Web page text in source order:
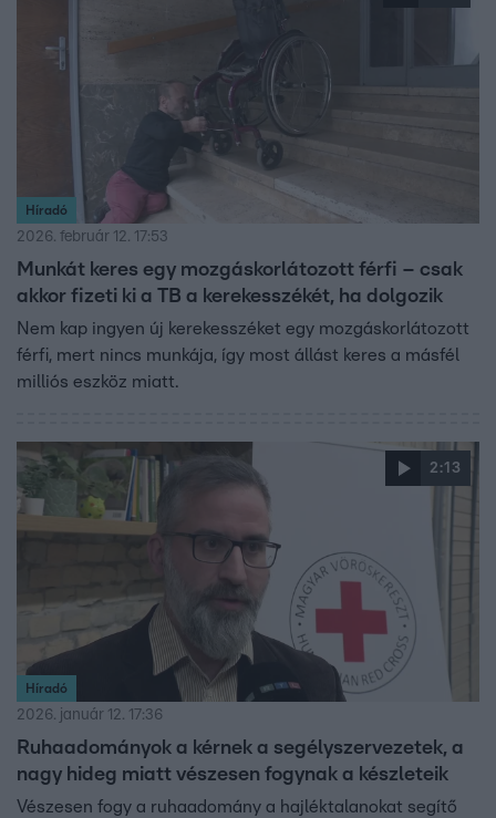
Híradó
2026. február 12. 17:53
Munkát keres egy mozgáskorlátozott férfi – csak
akkor fizeti ki a TB a kerekesszékét, ha dolgozik
Nem kap ingyen új kerekesszéket egy mozgáskorlátozott
férfi, mert nincs munkája, így most állást keres a másfél
milliós eszköz miatt.
2:13
Híradó
2026. január 12. 17:36
Ruhaadományok a kérnek a segélyszervezetek, a
nagy hideg miatt vészesen fogynak a készleteik
Vészesen fogy a ruhaadomány a hajléktalanokat segítő